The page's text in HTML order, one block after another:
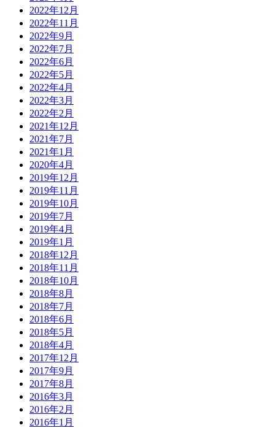
2022年12月
2022年11月
2022年9月
2022年7月
2022年6月
2022年5月
2022年4月
2022年3月
2022年2月
2021年12月
2021年7月
2021年1月
2020年4月
2019年12月
2019年11月
2019年10月
2019年7月
2019年4月
2019年1月
2018年12月
2018年11月
2018年10月
2018年8月
2018年7月
2018年6月
2018年5月
2018年4月
2017年12月
2017年9月
2017年8月
2016年3月
2016年2月
2016年1月